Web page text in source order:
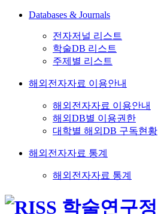
Databases & Journals
전자저널 리스트
학술DB 리스트
주제별 리스트
해외전자자료 이용안내
해외전자자료 이용안내
해외DB별 이용권한
대학별 해외DB 구독현황
해외전자자료 통계
해외전자자료 통계